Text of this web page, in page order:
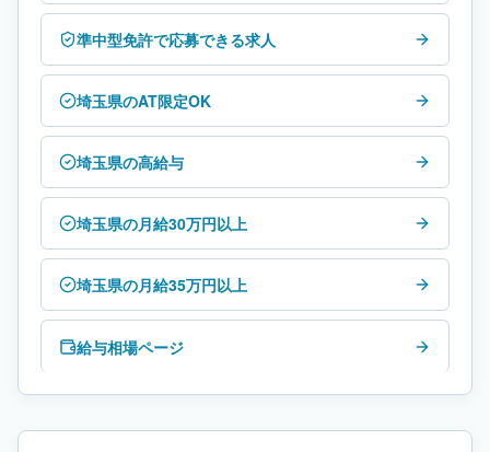
準中型免許で応募できる求人
埼玉県のAT限定OK
埼玉県の高給与
埼玉県の月給30万円以上
埼玉県の月給35万円以上
給与相場ページ